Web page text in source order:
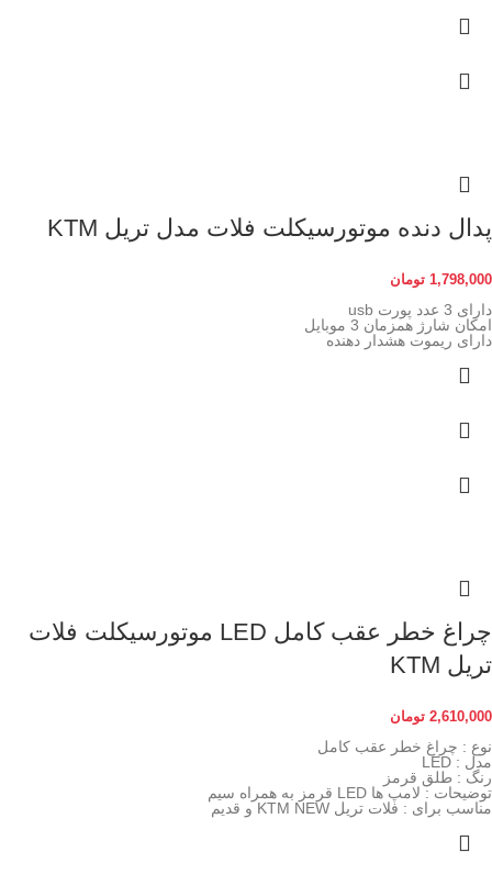
پدال دنده موتورسیکلت فلات مدل تریل KTM
1,798,000 تومان
دارای 3 عدد پورت usb
امکان شارژ همزمان 3 موبایل
دارای ریموت هشدار دهنده
چراغ خطر عقب کامل LED موتورسیکلت فلات
تریل KTM
2,610,000 تومان
نوع : چراغ خطر عقب کامل
مدل : LED
رنگ : طلق قرمز
توضیحات : لامپ ها LED قرمز به همراه سیم
مناسب برای : فلات تریل KTM NEW و قدیم